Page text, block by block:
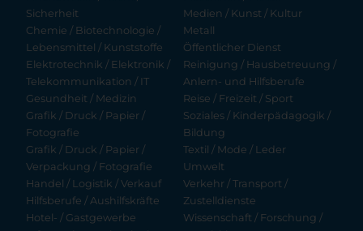
Sicherheit
Chemie / Biotechnologie /
Lebensmittel / Kunststoffe
Elektrotechnik / Elektronik /
Telekommunikation / IT
Gesundheit / Medizin
Grafik / Druck / Papier /
Fotografie
Grafik / Druck / Papier /
Verpackung / Fotografie
Handel / Logistik / Verkauf
Hilfsberufe / Aushilfskräfte
Hotel- / Gastgewerbe
Medien / Kunst / Kultur
Metall
Öffentlicher Dienst
Reinigung / Hausbetreuung /
Anlern- und Hilfsberufe
Reise / Freizeit / Sport
Soziales / Kinderpädagogik /
Bildung
Textil / Mode / Leder
Umwelt
Verkehr / Transport /
Zustelldienste
Wissenschaft / Forschung /